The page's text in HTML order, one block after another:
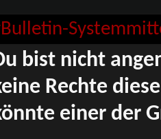
bist nicht
Rechte
einer der